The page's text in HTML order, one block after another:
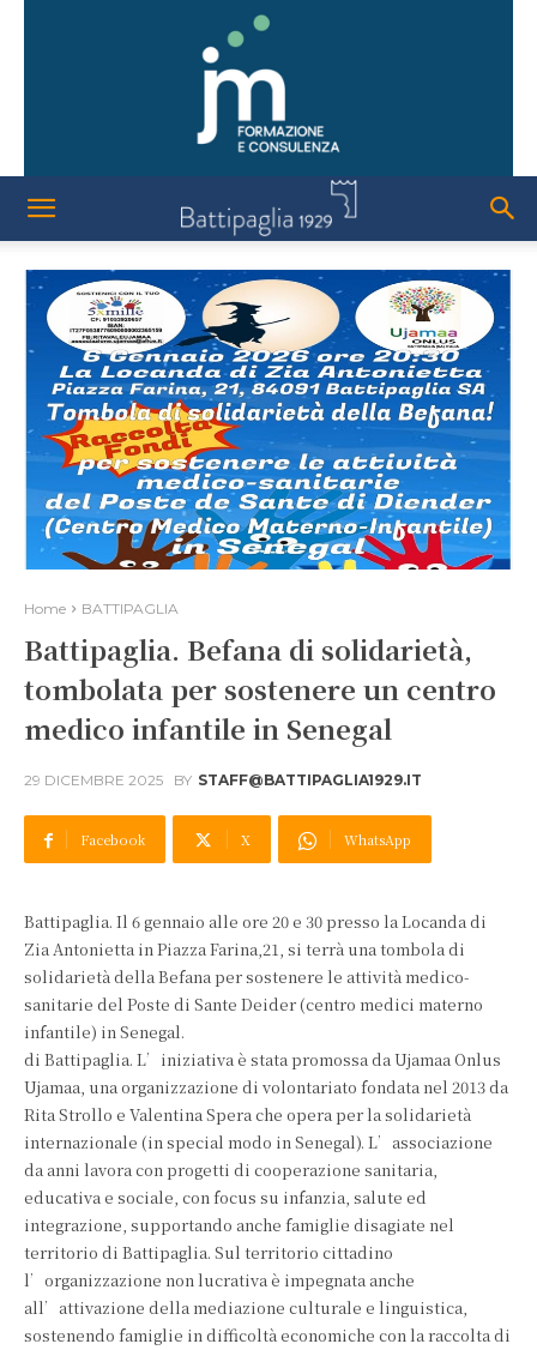
Home BATTIPAGLIA
Battipaglia. Befana di solidarietà,
tombolata per sostenere un centro
medico infantile in Senegal
29 DICEMBRE 2025 BY STAFF@BATTIPAGLIA1929.IT
Facebook X WhatsApp
Battipaglia. Il 6 gennaio alle ore 20 e 30 presso la Locanda di
Zia Antonietta in Piazza Farina,21, si terrà una tombola di
solidarietà della Befana per sostenere le attività medico-
sanitarie del Poste di Sante Deider (centro medici materno
infantile) in Senegal.
di Battipaglia. L’iniziativa è stata promossa da Ujamaa Onlus
Ujamaa, una organizzazione di volontariato fondata nel 2013 da
Rita Strollo e Valentina Spera che opera per la solidarietà
internazionale (in special modo in Senegal). L’associazione
da anni lavora con progetti di cooperazione sanitaria,
educativa e sociale, con focus su infanzia, salute ed
integrazione, supportando anche famiglie disagiate nel
territorio di Battipaglia. Sul territorio cittadino
l’organizzazione non lucrativa è impegnata anche
all’attivazione della mediazione culturale e linguistica,
sostenendo famiglie in difficoltà economiche con la raccolta di